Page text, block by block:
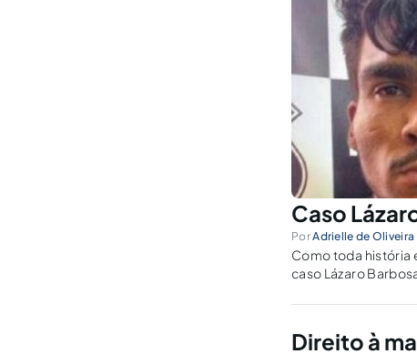
Caso
PorAdrielle de Oliveira
Como toda história
caso Lázaro
Direito à